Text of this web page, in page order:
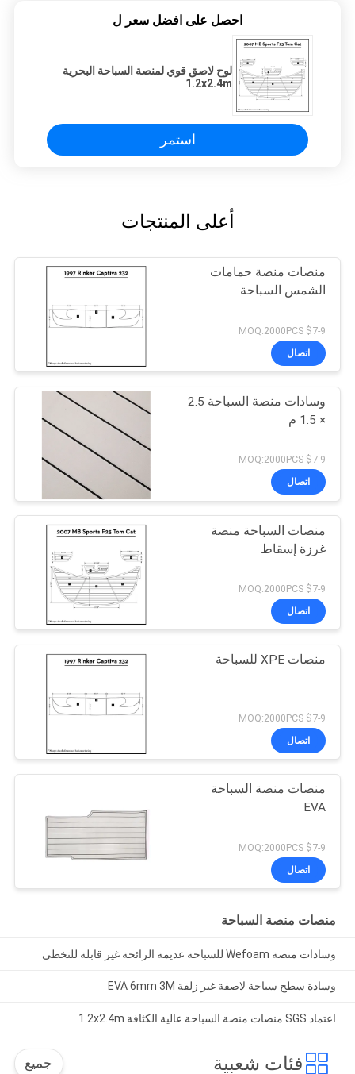
احصل على افضل سعر ل
لوح لاصق قوي لمنصة السباحة البحرية
1.2x2.4m
استمر
أعلى المنتجات
منصات منصة حمامات
الشمس السباحة
$7-9 MOQ:2000PCS
اتصال
وسادات منصة السباحة 2.5
× 1.5 م
$7-9 MOQ:2000PCS
اتصال
منصات السباحة منصة
غرزة إسقاط
$7-9 MOQ:2000PCS
اتصال
منصات XPE للسباحة
$7-9 MOQ:2000PCS
اتصال
منصات منصة السباحة
EVA
$7-9 MOQ:2000PCS
اتصال
منصات منصة السباحة
وسادات منصة Wefoam للسباحة عديمة الرائحة غير قابلة للتخطي
وسادة سطح سباحة لاصقة غير زلقة EVA 6mm 3M
اعتماد SGS منصات منصة السباحة عالية الكثافة 1.2x2.4m
فئات شعبية جميع